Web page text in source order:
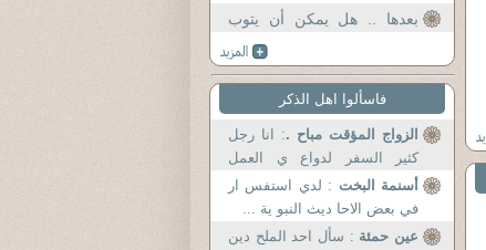
الوهابية محمد بن عبد الو
بعدها .. هل يمكن أن يتوب
فاسألوا اهل الذكر
الزواج المؤقت مباح .: انا رجل
كثير السفر لدواع ي العمل
ولكثر ة ...
أسنمة البخت : لدي استفس ار
في بعض الاحا ديث النبو ية ...
عين حمئة : سأل احد الملح دين